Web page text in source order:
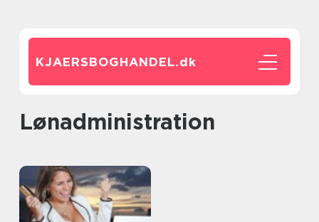
KJAERSBOGHANDEL.dk
lønadministration